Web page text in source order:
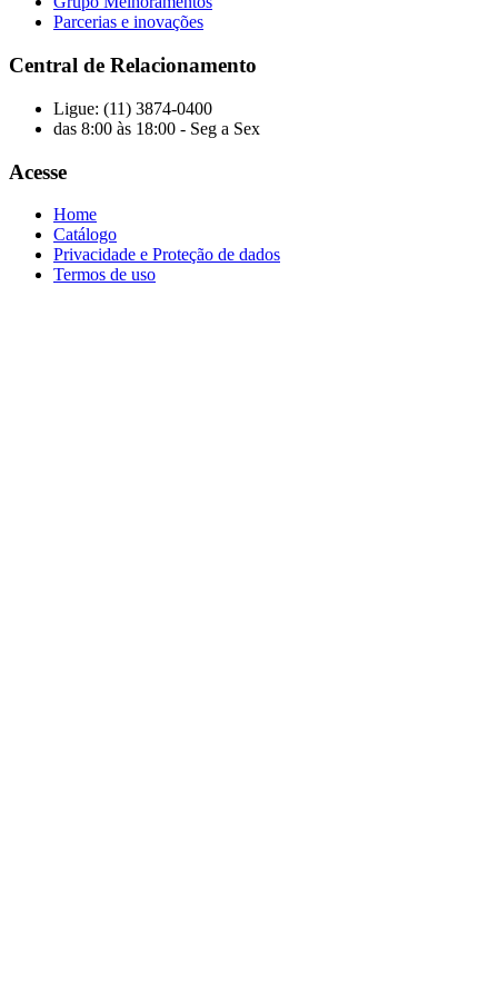
Parcerias e inovações
Central de Relacionamento
Ligue: (11) 3874-0400
das 8:00 às 18:00 - Seg a Sex
Acesse
Home
Catálogo
Privacidade e Proteção de dados
Termos de uso